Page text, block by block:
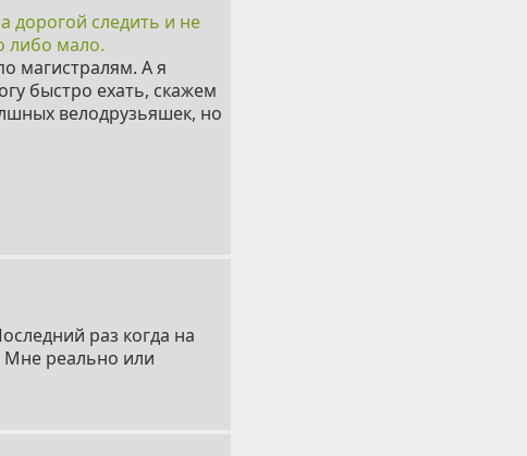
дорогой следить и не
либо мало.
магистралям. А я
быстро ехать, скажем
велодрузьяшек, но
раз когда на
Мне реально или